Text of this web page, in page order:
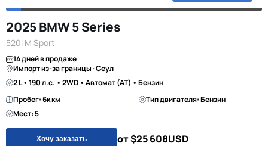
2025 BMW 5 Series
520i M Sport
14 дней в продаже
Импорт из-за границы · Сеул
2 L • 190 л.с. • 2WD • Автомат (AT) • Бензин
Пробег: 6к км
Тип двигателя: Бензин
Мест: 5
Хочу заказать от $25 608USD